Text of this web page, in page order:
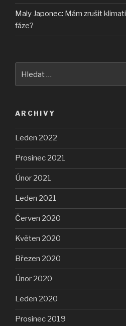
Maly Japonec: Mám zrušit
fáze?
ARCHIVY
Leden 2022
Prosinec 2021
Únor 2021
Leden 2021
Červen 2020
Květen 2020
Březen 2020
Únor 2020
Leden 2020
Prosinec 2019